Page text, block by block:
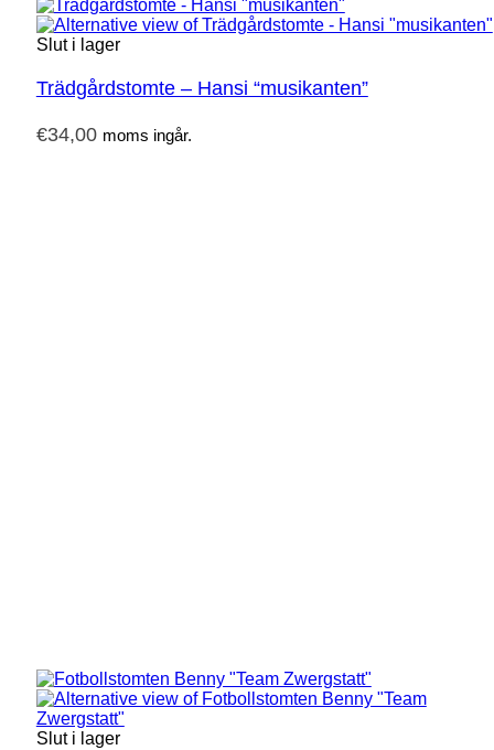
Slut i lager
Trädgårdstomte – Hansi “musikanten”
€34,00 moms ingår.
Slut i lager